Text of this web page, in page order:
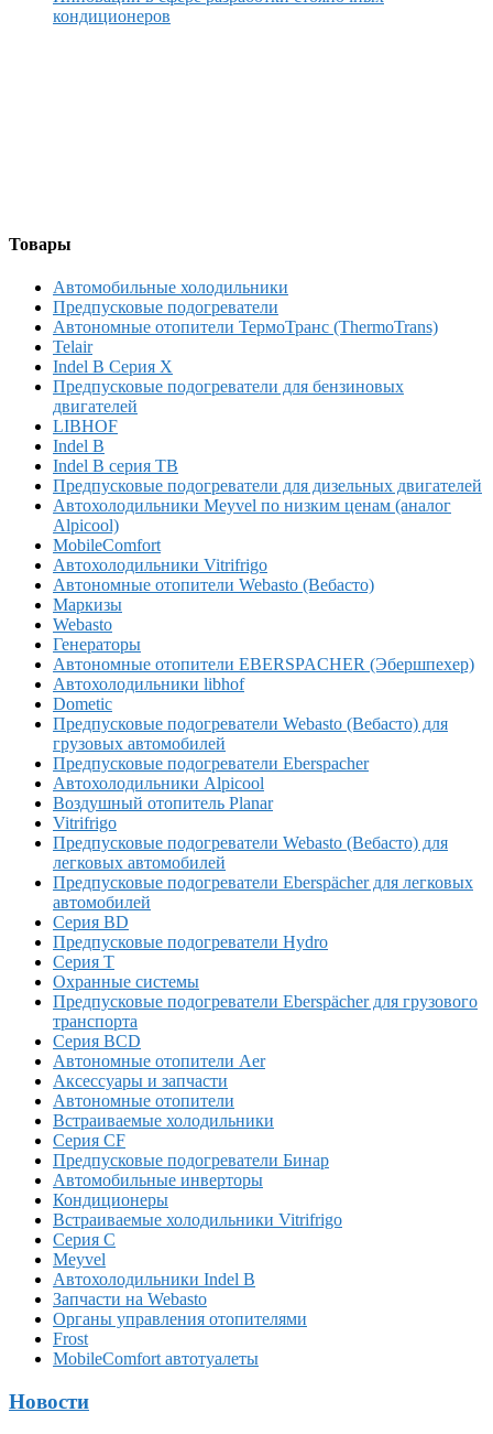
кондиционеров
Товары
Автомобильные холодильники
Предпусковые подогреватели
Автономные отопители ТермоТранс (ThermoTrans)
Telair
Indel B Серия X
Предпусковые подогреватели для бензиновых
двигателей
LIBHOF
Indel B
Indel B серия TB
Предпусковые подогреватели для дизельных двигателей
Автохолодильники Meyvel по низким ценам (аналог
Alpicool)
MobileComfort
Автохолодильники Vitrifrigo
Автономные отопители Webasto (Вебасто)
Маркизы
Webasto
Генераторы
Автономные отопители EBERSPACHER (Эбершпехер)
Автохолодильники libhof
Dometic
Предпусковые подогреватели Webasto (Вебасто) для
грузовых автомобилей
Предпусковые подогреватели Eberspacher
Автохолодильники Alpicool
Воздушный отопитель Planar
Vitrifrigo
Предпусковые подогреватели Webasto (Вебасто) для
легковых автомобилей
Предпусковые подогреватели Eberspächer для легковых
автомобилей
Серия BD
Предпусковые подогреватели Hydro
Серия T
Охранные системы
Предпусковые подогреватели Eberspächer для грузового
транспорта
Серия BCD
Автономные отопители Аer
Аксессуары и запчасти
Автономные отопители
Встраиваемые холодильники
Серия CF
Предпусковые подогреватели Бинар
Автомобильные инверторы
Кондиционеры
Встраиваемые холодильники Vitrifrigo
Серия C
Meyvel
Автохолодильники Indel B
Запчасти на Webasto
Органы управления отопителями
Frost
MobileComfort автотуалеты
Новости